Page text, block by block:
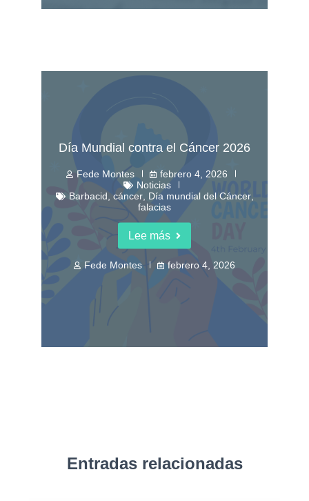
Día Mundial contra el Cáncer 2026
Fede Montes
febrero 4, 2026
Noticias
Barbacid cáncer, Día mundial del Cáncer,
falacias
Lee más
Fede Montes febrero 4, 2026
Entradas relacionadas